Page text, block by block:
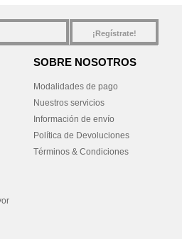
¡Regístrate!
SOBRE NOSOTROS
Modalidades de pago
Nuestros servicios
Información de envío
Política de Devoluciones
Términos & Condiciones